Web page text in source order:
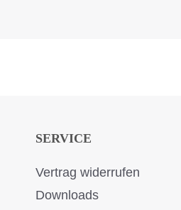
SERVICE
Vertrag widerrufen
Downloads